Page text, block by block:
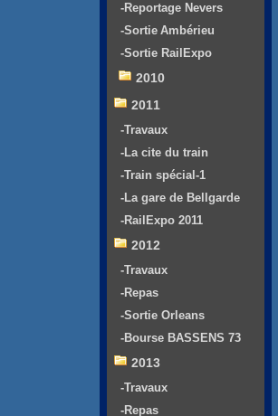
-Reportage Nevers
-Sortie Ambérieu
-Sortie RailExpo
2010
2011
-Travaux
-La cite du train
-Train spécial-1
-La gare de Bellgarde
-RailExpo 2011
2012
-Travaux
-Repas
-Sortie Orleans
-Bourse BASSENS 73
2013
-Travaux
-Repas